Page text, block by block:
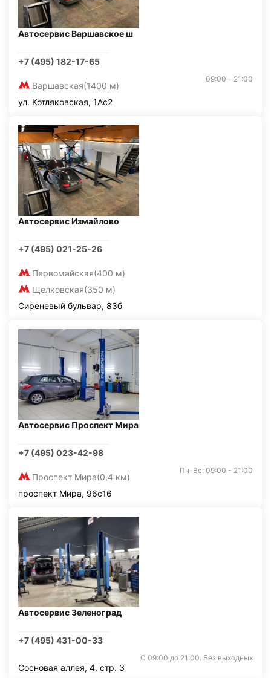
Автосервис Варшавское ш
+7 (495) 182-17-65
Варшавская(1400 м)
09:00 - 21:00
ул. Котляковская, 1Ас2
Автосервис Измайлово
+7 (495) 021-25-26
Первомайская(400 м)
Щелковская(350 м)
Сиреневый бульвар, 83б
Автосервис Проспект Мира
+7 (495) 023-42-98
Проспект Мира(0,4 км)
Пн-Вс: 09:00 - 21:00
проспект Мира, 96с16
Автосервис Зеленоград
+7 (495) 431-00-33
С 09:00 до 21:00. Без выходных
Сосновая аллея, 4, стр. 3